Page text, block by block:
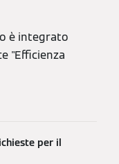
è integrato
"Efficienza
per il